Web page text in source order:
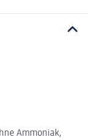
Ammoniak,